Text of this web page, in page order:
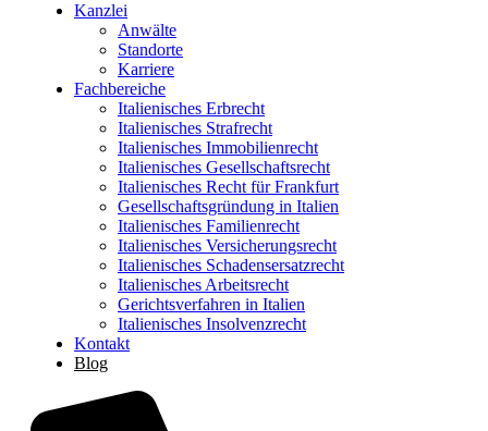
Kanzlei
Anwälte
Standorte
Karriere
Fachbereiche
Italienisches Erbrecht
Italienisches Strafrecht
Italienisches Immobilienrecht
Italienisches Gesellschaftsrecht
Italienisches Recht für Frankfurt
Gesellschaftsgründung in Italien
Italienisches Familienrecht
Italienisches Versicherungsrecht
Italienisches Schadensersatzrecht
Italienisches Arbeitsrecht
Gerichtsverfahren in Italien
Italienisches Insolvenzrecht
Kontakt
Blog